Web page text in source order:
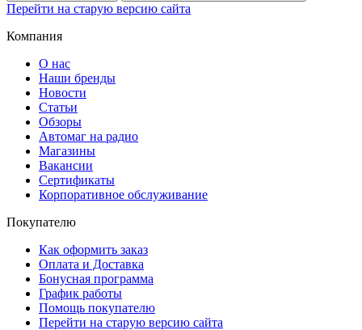
Перейти на старую версию сайта
Компания
О нас
Наши бренды
Новости
Статьи
Обзоры
Автомаг на радио
Магазины
Вакансии
Сертификаты
Корпоративное обслуживание
Покупателю
Как оформить заказ
Оплата и Доставка
Бонусная программа
График работы
Помощь покупателю
Перейти на старую версию сайта